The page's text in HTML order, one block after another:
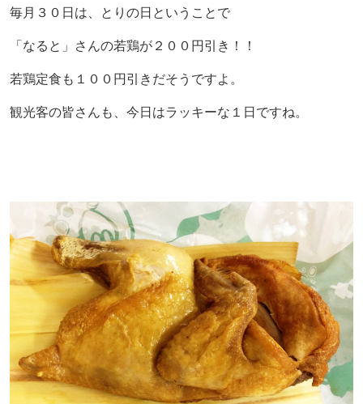
毎月３０日は、とりの日ということで
「なると」さんの若鶏が２００円引き！！
若鶏定食も１００円引きだそうですよ。
観光客の皆さんも、今日はラッキーな１日ですね。